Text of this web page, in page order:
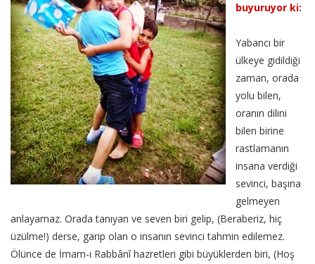
buyuruyor ki:
Yabancı bir
ülkeye gidildiği
zaman, orada
yolu bilen,
oranın dilini
bilen birine
rastlamanın
insana verdiği
sevinci, başına
gelmeyen
anlayamaz. Orada tanıyan ve seven biri gelip, (Beraberiz, hiç
üzülme!) derse, garip olan o insanın sevinci tahmin edilemez.
Ölünce de İmam-ı Rabbânî hazretleri gibi büyüklerden biri, (Hoş